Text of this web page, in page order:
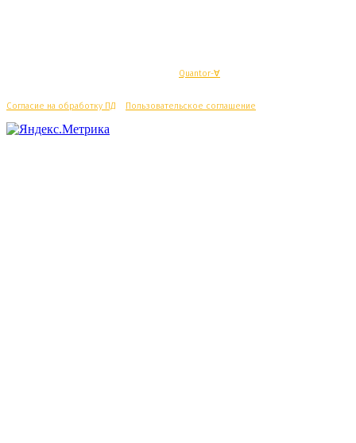
Quantor-∀
Согласие на обработку ПД Пользовательское соглашение